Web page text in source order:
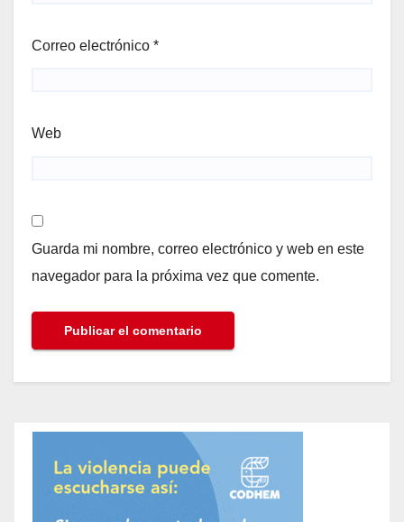
Correo electrónico *
Web
Guarda mi nombre, correo electrónico y web en este
navegador para la próxima vez que comente.